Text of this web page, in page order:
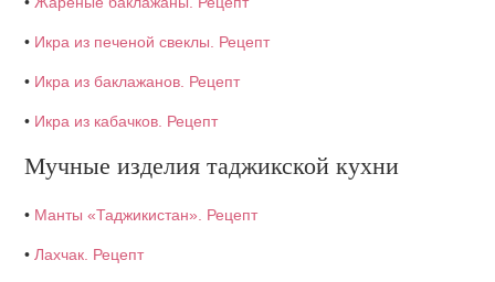
• Икра из печеной свеклы. Рецепт
• Икра из баклажанов. Рецепт
• Икра из кабачков. Рецепт
Мучные изделия таджикской кухни
• Манты «Таджикистан». Рецепт
• Лахчак. Рецепт